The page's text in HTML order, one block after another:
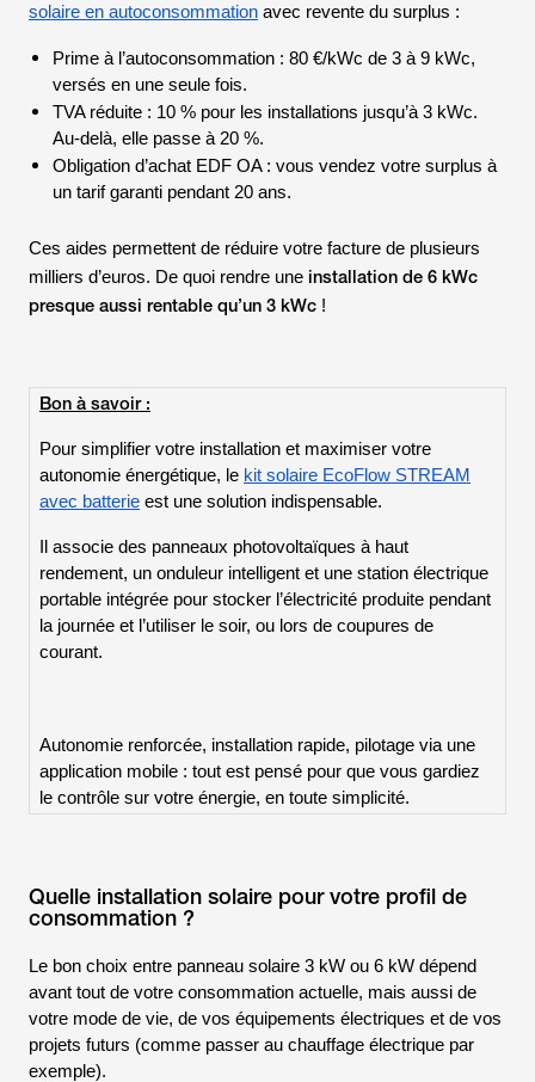
solaire en autoconsommation avec revente du surplus :
Prime à l’autoconsommation : 80 €/kWc de 3 à 9 kWc,
versés en une seule fois.
TVA réduite : 10 % pour les installations jusqu’à 3 kWc.
Au-delà, elle passe à 20 %.
Obligation d’achat EDF OA : vous vendez votre surplus à
un tarif garanti pendant 20 ans.
Ces aides permettent de réduire votre facture de plusieurs
milliers d’euros. De quoi rendre une installation de 6 kWc
presque aussi rentable qu’un 3 kWc !
Bon à savoir :
Pour simplifier votre installation et maximiser votre
autonomie énergétique, le kit solaire EcoFlow STREAM
avec batterie est une solution indispensable.
Il associe des panneaux photovoltaïques à haut
rendement, un onduleur intelligent et une station électrique
portable intégrée pour stocker l’électricité produite pendant
la journée et l’utiliser le soir, ou lors de coupures de
courant.
Autonomie renforcée, installation rapide, pilotage via une
application mobile : tout est pensé pour que vous gardiez
le contrôle sur votre énergie, en toute simplicité.
Quelle installation solaire pour votre profil de
consommation ?
Le bon choix entre panneau solaire 3 kW ou 6 kW dépend
avant tout de votre consommation actuelle, mais aussi de
votre mode de vie, de vos équipements électriques et de vos
projets futurs (comme passer au chauffage électrique par
exemple).